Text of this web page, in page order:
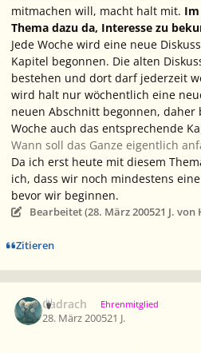
mitmachen will, macht halt mit.
Thema dazu da, Interesse zu
Jede Woche wird eine neue
Kapitel begonnen. Die alten
bestehen und dort darf jederzeit
wird halt nur wöchentlich eine
neuen Abschnitt begonnen,
Woche auch das entsprechende
Wann soll das Ganze eigentlich
Da ich erst heute mit diesem
ich, dass wir noch mindestens
bevor wir beginnen.
Bearbeitet (28. März 200521 J. von
Zitieren
Cadrach Ehrenmitglied
28. März 200521 J.